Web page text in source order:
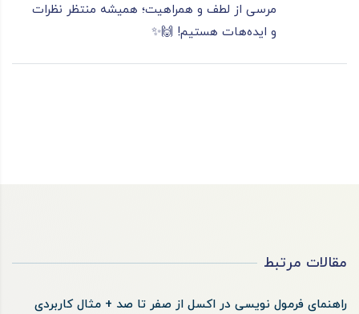
مرسی از لطف و همراهیت؛ همیشه منتظر نظرات
و ایده‌هات هستیم! 🙌✨
مقالات مرتبط
راهنمای فرمول نویسی در اکسل از صفر تا صد + مثال کاربردی